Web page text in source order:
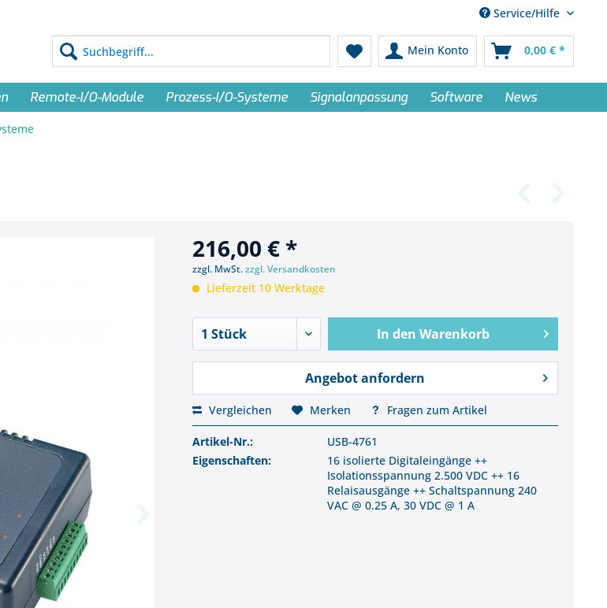
Service/Hilfe
Mein Konto 0,00 € *
Remote-I/O-Module Prozess-I/O-Systeme Signalanpassung Software News
216,00 € *
zzgl. MwSt.zzgl. Versandkosten
Lieferzeit 10 Werktage
In den Warenkorb
Angebot anfordern
Vergleichen Merken Fragen zum Artikel
Artikel-Nr.:
USB-4761
Eigenschaften:
16 isolierte Digitaleingänge ++
Isolationsspannung 2.500 VDC ++ 16
Relaisausgänge ++ Schaltspannung 240
VAC @ 0.25 A, 30 VDC @ 1 A